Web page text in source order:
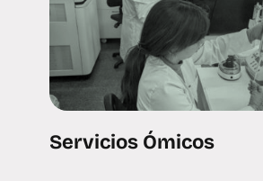
Servicios Ómicos